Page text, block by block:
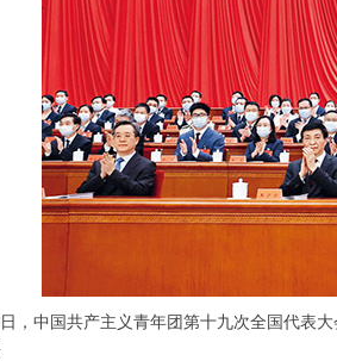
日，中国共产主义青年团第十九次全国代表